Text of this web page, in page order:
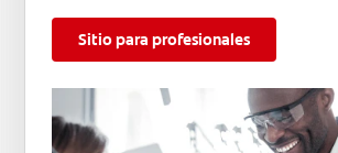
Sitio para profesionales